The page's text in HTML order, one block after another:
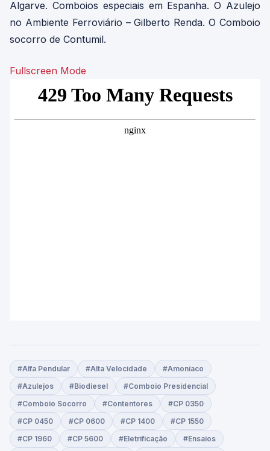
Algarve. Comboios especiais em Espanha. O Azulejo
no Ambiente Ferroviário – Gilberto Renda. O Comboio
socorro de Contumil.
Fullscreen Mode
#Alfa Pendular #Alta Velocidade
#Amoníaco
#Azulejos
#Biodiesel
#Comboio Presidencial
#Comboio Socorro
#Contentores
#CP 0350
#CP 0450
#CP 0600 #CP 1400
#CP 1550
#CP 1960
#CP 5600 #Eletrificação
#Ensaios